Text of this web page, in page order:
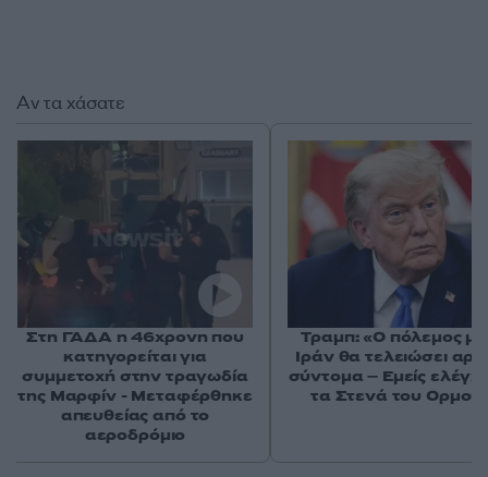
Αν τα χάσατε
Στη ΓΑΔΑ η 46χρονη που
κατηγορείται για
συμμετοχή στην τραγωδία
της Μαρφίν - Μεταφέρθηκε
απευθείας από το
αεροδρόμιο
Τραμπ: «Ο πόλεμος με
Ιράν θα τελειώσει
σύντομα – Εμείς
τα Στενά του